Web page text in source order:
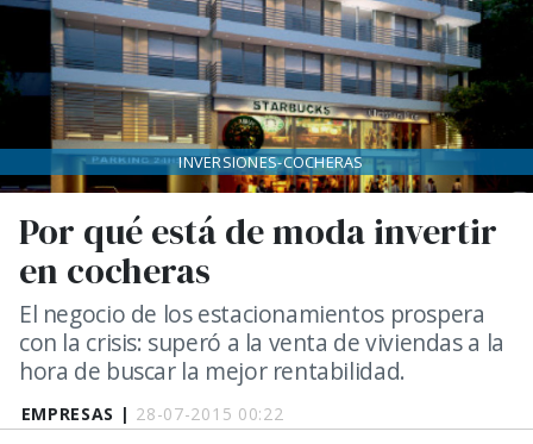
EMPRESAS | 28-07-2015 00:22
Por qué está de moda invertir
en cocheras
El negocio de los estacionamientos prospera
con la crisis: superó a la venta de viviendas a la
hora de buscar la mejor rentabilidad.
INVERSIONES-COCHERAS